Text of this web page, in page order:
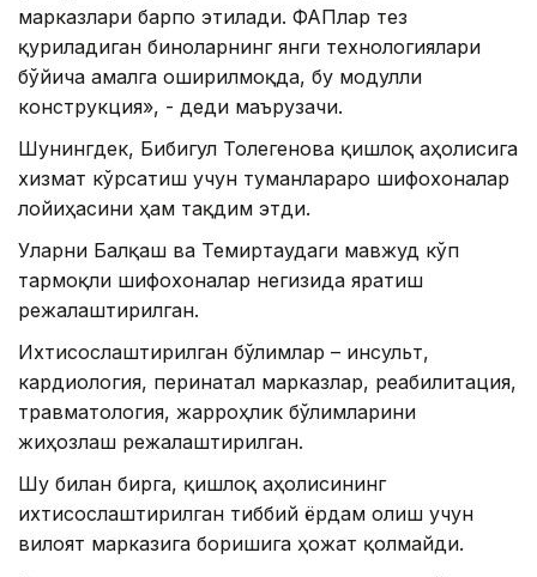
марказлари барпо этилади. ФАПлар тез
қуриладиган биноларнинг янги технологиялари
бўйича амалга оширилмоқда, бу модулли
конструкция», - деди маърузачи.
Шунингдек, Бибигул Толегенова қишлоқ аҳолисига
хизмат кўрсатиш учун туманлараро шифохоналар
лойиҳасини ҳам тақдим этди.
Уларни Балқаш ва Темиртаудаги мавжуд кўп
тармоқли шифохоналар негизида яратиш
режалаштирилган.
Ихтисослаштирилган бўлимлар – инсульт,
кардиология, перинатал марказлар, реабилитация,
травматология, жарроҳлик бўлимларини
жиҳозлаш режалаштирилган.
Шу билан бирга, қишлоқ аҳолисининг
ихтисослаштирилган тиббий ёрдам олиш учун
вилоят марказига боришига ҳожат қолмайди.